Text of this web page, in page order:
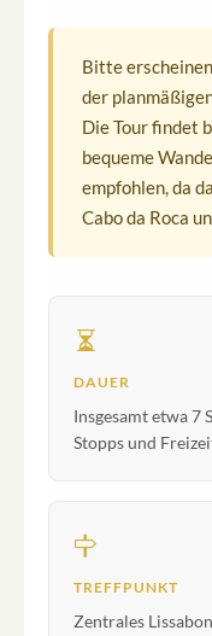
Bitte
der
Die Tour findet
bequeme
empfohlen, da
Cabo da Roca
DAUER
Insgesamt etwa 7
Stopps und
TREFFPUNKT
Zentrales